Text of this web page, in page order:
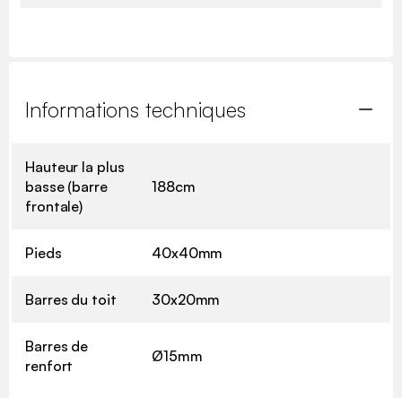
Informations techniques
Hauteur la plus
basse (barre
frontale)
188cm
Pieds 40x40mm
Barres du toit 30x20mm
Barres de
renfort
Ø15mm